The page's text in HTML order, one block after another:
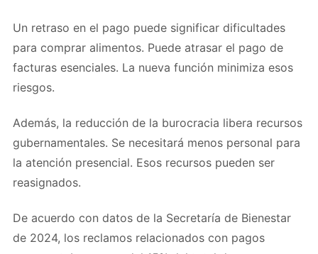
Un retraso en el pago puede significar dificultades
para comprar alimentos. Puede atrasar el pago de
facturas esenciales. La nueva función minimiza esos
riesgos.
Además, la reducción de la burocracia libera recursos
gubernamentales. Se necesitará menos personal para
la atención presencial. Esos recursos pueden ser
reasignados.
De acuerdo con datos de la Secretaría de Bienestar
de 2024, los reclamos relacionados con pagos